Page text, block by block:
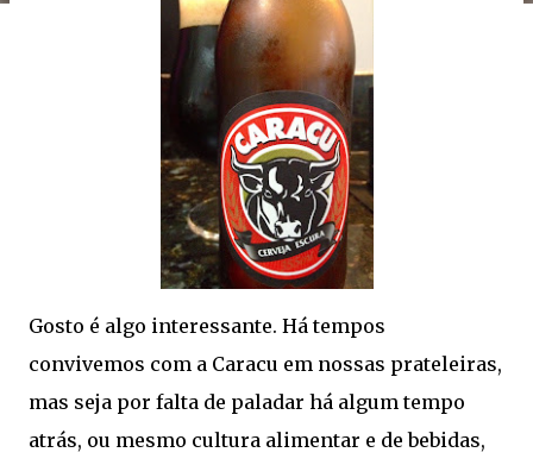
Gosto é algo interessante. Há tempos
convivemos com a Caracu em nossas prateleiras,
mas seja por falta de paladar há algum tempo
atrás, ou mesmo cultura alimentar e de bebidas,